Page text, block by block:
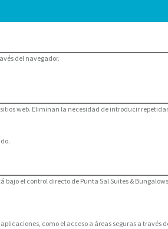
del navegador.
web. Eliminan la necesidad de introducir
el control directo de Punta Sal Suites &
como el acceso a áreas seguras a través